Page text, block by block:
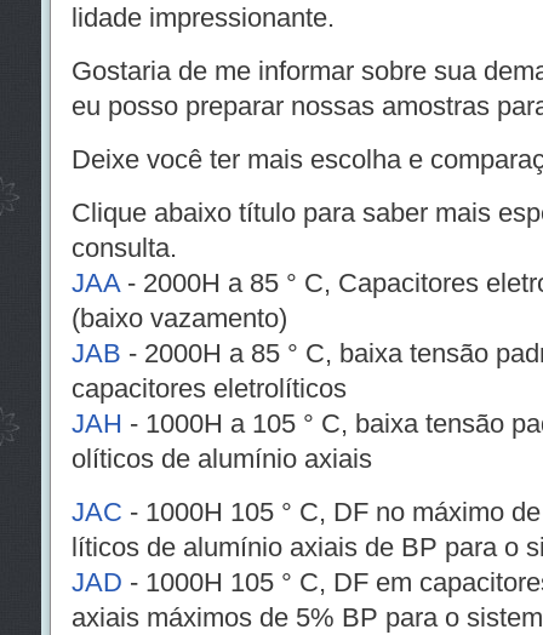
lidade impressionante.
Gostaria de me informar sobre sua
eu posso preparar nossas amostras
Deixe você ter mais escolha e
Clique abaixo título para saber mais
consulta.
JAA- 2000H a 85 ° C, Capacitores
(baixo vazamento)
JAB - 2000H a 85 ° C, baixa tensão
capacitores eletrolíticos
JAH - 1000H a 105 ° C, baixa tensão
olíticos de alumínio axiais
JAC - 1000H 105 ° C, DF no máximo
líticos de alumínio axiais de BP para o
JAD - 1000H 105 ° C, DF em
axiais máximos de 5% BP para o